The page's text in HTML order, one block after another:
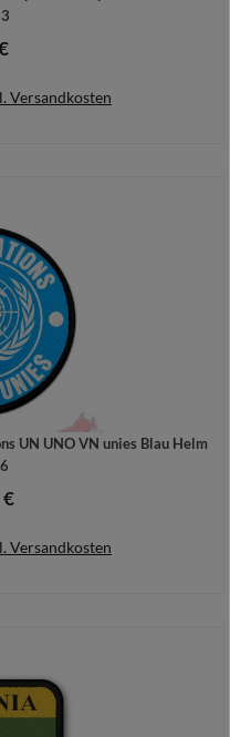
Preis:
Versandkosten
UN UNO VN unies Blau Helm
Preis:
Versandkosten